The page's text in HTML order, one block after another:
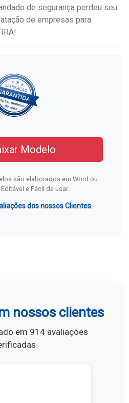
de segurança perdeu seu
de empresas para
Modelo
são elaborados em Word ou
e Fácil de usar.
dos nossos Clientes.
nossos clientes
em 914 avaliações